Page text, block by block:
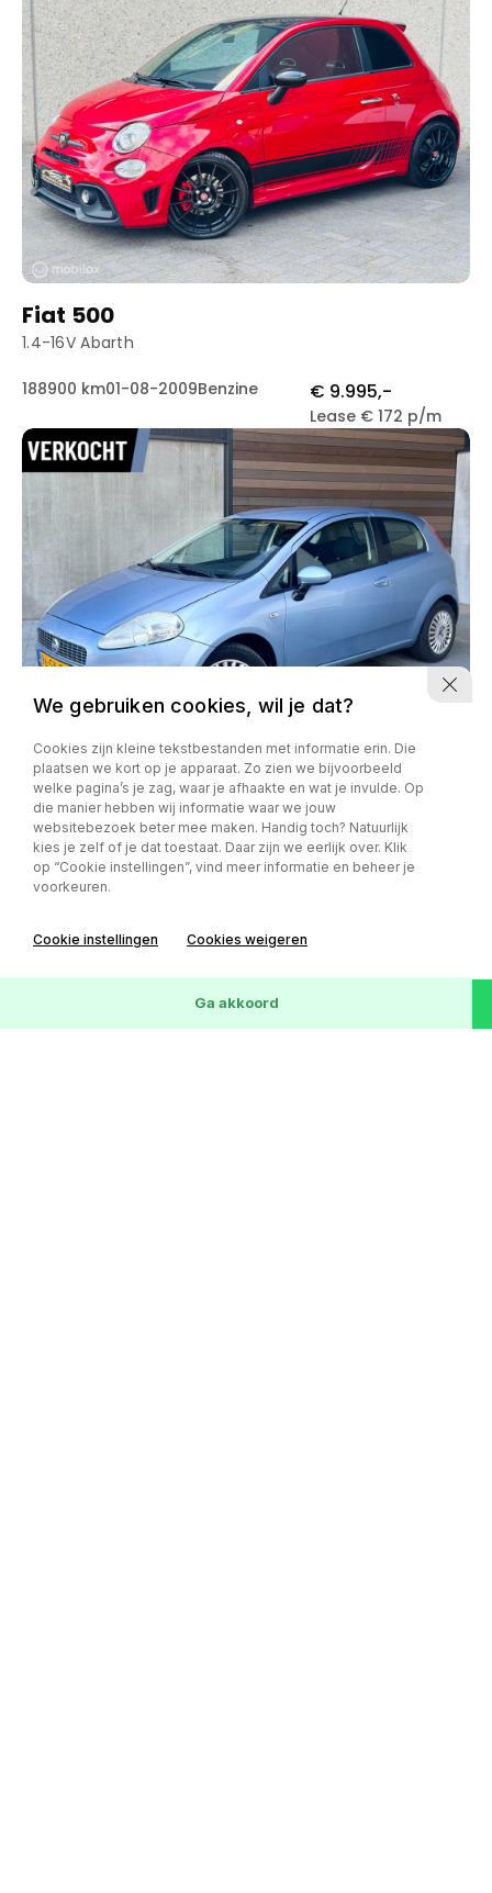
Fiat 500
1.4-16V Abarth
188900 km01-08-2009Benzine € 9.995,-
Lease € 172 p/m
Fiat Punto
1.2 Classic*NAP*ZUINIG*
205866 km 09-02-2006Benzine € 1,- Lease € 0 p/m
We gebruiken cookies, wil je dat?
Cookies zijn kleine tekstbestanden met informatie erin. Die
plaatsen we kort op je apparaat. Zo zien we bijvoorbeeld
welke pagina’s je zag, waar je afhaakte en wat je invulde. Op
die manier hebben wij informatie waar we jouw
websitebezoek beter mee maken. Handig toch? Natuurlijk
kies je zelf of je dat toestaat. Daar zijn we eerlijk over. Klik
op “Cookie instellingen”, vind meer informatie en beheer je
voorkeuren.
Cookie instellingen Cookies weigeren
Ga akkoord